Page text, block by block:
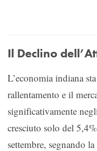
Il Declino
L’economia indiana
rallentamento e il
significativamente
cresciuto solo del
settembre, segnando